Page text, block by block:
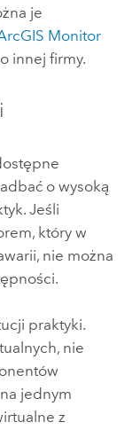
je
Monitor
innej firmy.
o wysoką
Jeśli
który w
nie można
praktyki.
nie
jednym
z